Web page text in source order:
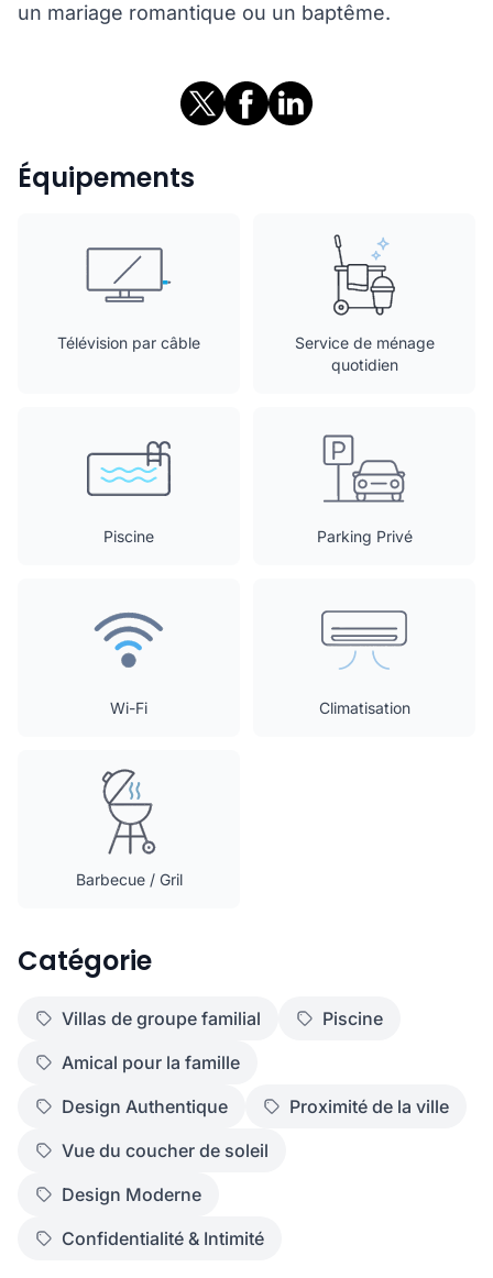
un mariage romantique ou un baptême.
Équipements
Télévision par câble
Service de ménage
quotidien
Piscine Parking Privé
Wi-Fi Climatisation
Barbecue / Gril
Catégorie
Villas de groupe familial
Piscine
Amical pour la famille
Design Authentique
Proximité de la ville
Vue du coucher de soleil
Design Moderne
Confidentialité & Intimité